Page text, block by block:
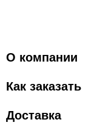
О компании
Как заказать
Доставка